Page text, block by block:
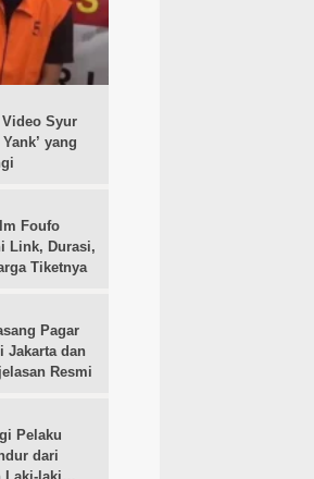
Syur
yang
Foufo
Link, Durasi,
Tiketnya
Pagar
Jakarta dan
Resmi
Pelaku
dari